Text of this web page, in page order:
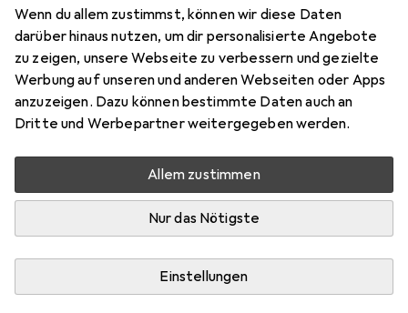
Wenn du allem zustimmst, können wir diese Daten
darüber hinaus nutzen, um dir personalisierte Angebote
zu zeigen, unsere Webseite zu verbessern und gezielte
Werbung auf unseren und anderen Webseiten oder Apps
anzuzeigen. Dazu können bestimmte Daten auch an
Dritte und Werbepartner weitergegeben werden.
Allem zustimmen
Nur das Nötigste
Einstellungen
Preis in EUR inkl. MwSt.
4
Bewertungen
Zwischen Fr, 14.8. und Sa, 15.8. geliefert
Lieferort angeben für genaue Lieferzeit
In den Warenkorb